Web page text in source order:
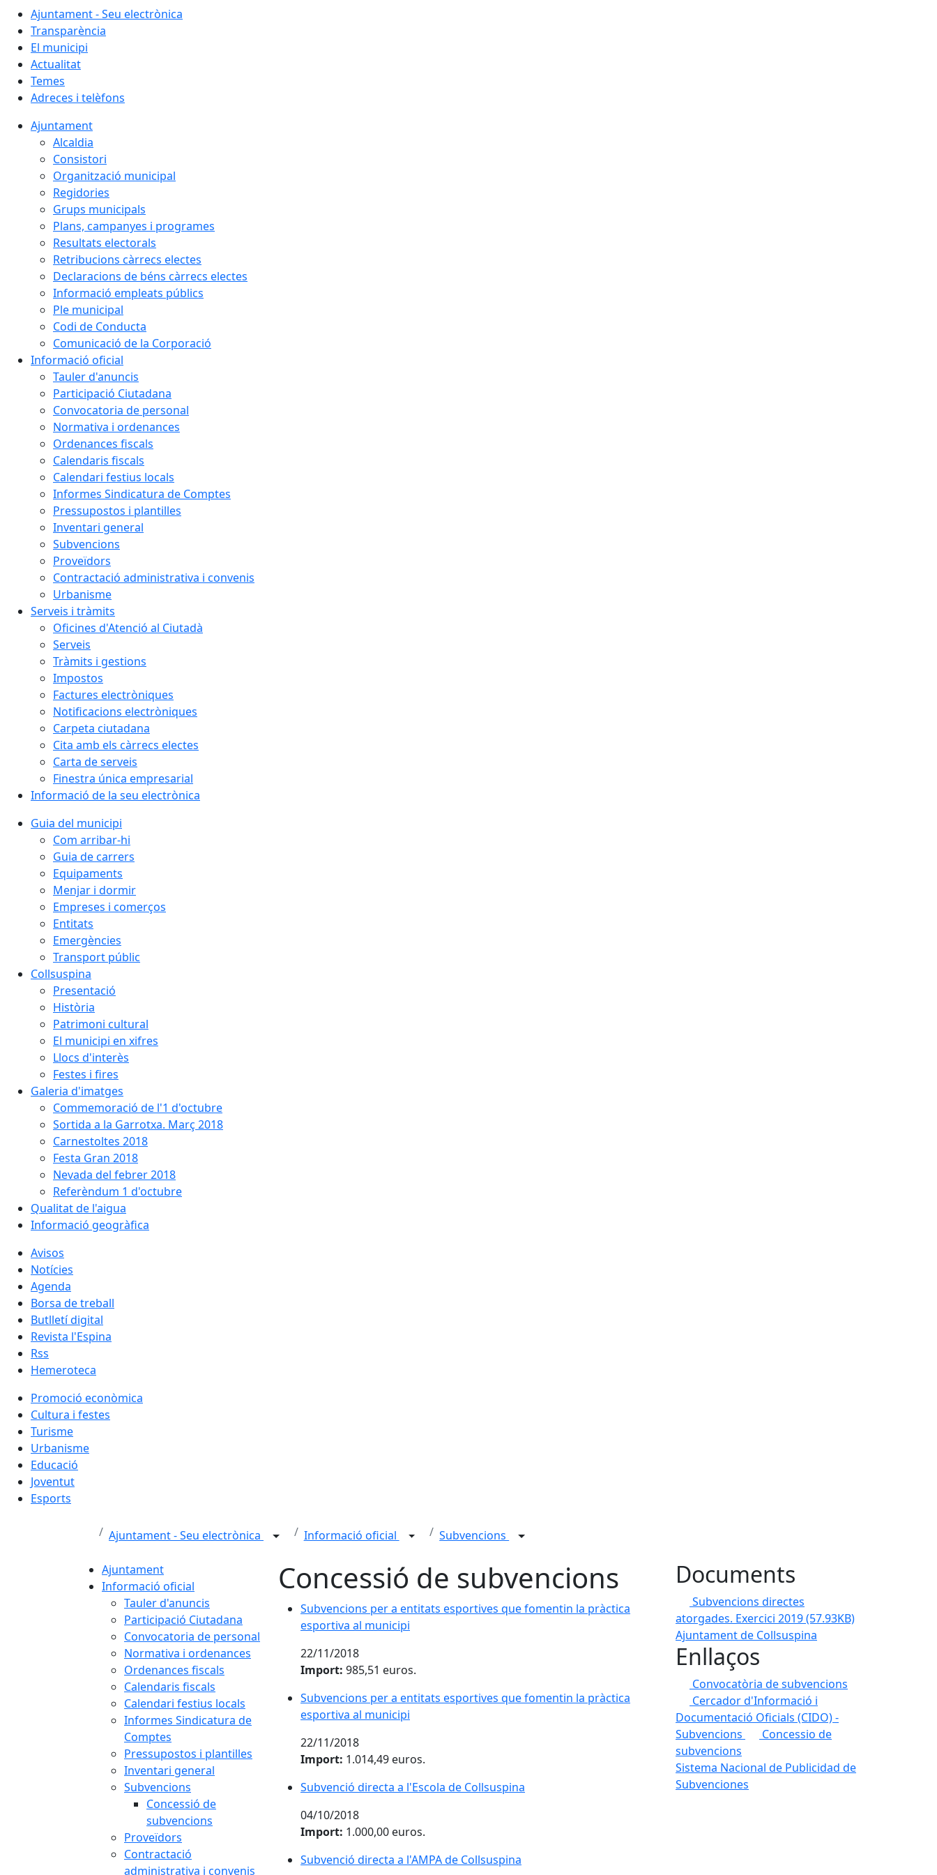
Ajuntament - Seu electrònica
Transparència
El municipi
Actualitat
Temes
Adreces i telèfons
Ajuntament
Alcaldia
Consistori
Organització municipal
Regidories
Grups municipals
Plans, campanyes i programes
Resultats electorals
Retribucions càrrecs electes
Declaracions de béns càrrecs electes
Informació empleats públics
Ple municipal
Codi de Conducta
Comunicació de la Corporació
Informació oficial
Tauler d'anuncis
Participació Ciutadana
Convocatoria de personal
Normativa i ordenances
Ordenances fiscals
Calendaris fiscals
Calendari festius locals
Informes Sindicatura de Comptes
Pressupostos i plantilles
Inventari general
Subvencions
Proveïdors
Contractació administrativa i convenis
Urbanisme
Serveis i tràmits
Oficines d'Atenció al Ciutadà
Serveis
Tràmits i gestions
Impostos
Factures electròniques
Notificacions electròniques
Carpeta ciutadana
Cita amb els càrrecs electes
Carta de serveis
Finestra única empresarial
Informació de la seu electrònica
Guia del municipi
Com arribar-hi
Guia de carrers
Equipaments
Menjar i dormir
Empreses i comerços
Entitats
Emergències
Transport públic
Collsuspina
Presentació
Història
Patrimoni cultural
El municipi en xifres
Llocs d'interès
Festes i fires
Galeria d'imatges
Commemoració de l'1 d'octubre
Sortida a la Garrotxa. Març 2018
Carnestoltes 2018
Festa Gran 2018
Nevada del febrer 2018
Referèndum 1 d'octubre
Qualitat de l'aigua
Informació geogràfica
Avisos
Notícies
Agenda
Borsa de treball
Butlletí digital
Revista l'Espina
Rss
Hemeroteca
Promoció econòmica
Cultura i festes
Turisme
Urbanisme
Educació
Joventut
Esports
Ajuntament - Seu electrònica Informació oficial Subvencions
Ajuntament
Informació oficial
Tauler d'anuncis
Participació Ciutadana
Convocatoria de personal
Normativa i ordenances
Ordenances fiscals
Calendaris fiscals
Calendari festius locals
Informes Sindicatura de
Comptes
Pressupostos i plantilles
Inventari general
Subvencions
Concessió de
subvencions
Proveïdors
Contractació
administrativa i convenis
Concessió de subvencions
Subvencions per a entitats esportives que fomentin la pràctica
esportiva al municipi
22/11/2018
Import: 985,51 euros.
Subvencions per a entitats esportives que fomentin la pràctica
esportiva al municipi
22/11/2018
Import: 1.014,49 euros.
Subvenció directa a l'Escola de Collsuspina
04/10/2018
Import: 1.000,00 euros.
Subvenció directa a l'AMPA de Collsuspina
Documents
Subvencions directes
atorgades. Exercici 2019(57.93KB)
Ajuntament de Collsuspina
Enllaços
Convocatòria de subvencions
Cercador d'Informació i
Documentació Oficials (CIDO) -
Subvencions
Concessio de
subvencions
Sistema Nacional de Publicidad de
Subvenciones